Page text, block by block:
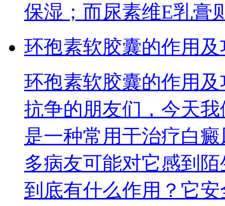
保湿；而尿素维E乳膏
环孢素软胶囊的作用
环孢素软胶囊的作用
抗争的朋友们，今天
是一种常用于治疗白
多病友可能对它感到
到底有什么作用？它